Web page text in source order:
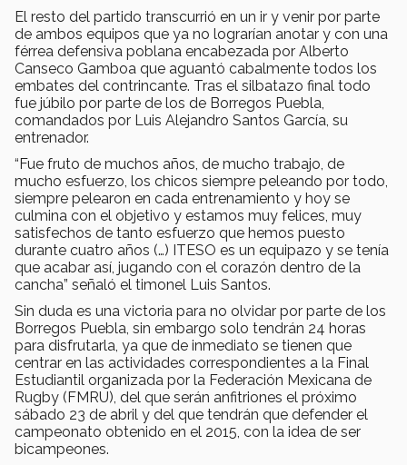
El resto del partido transcurrió en un ir y venir por parte
de ambos equipos que ya no lograrían anotar y con una
férrea defensiva poblana encabezada por Alberto
Canseco Gamboa que aguantó cabalmente todos los
embates del contrincante. Tras el silbatazo final todo
fue júbilo por parte de los de Borregos Puebla,
comandados por Luis Alejandro Santos García, su
entrenador.
“Fue fruto de muchos años, de mucho trabajo, de
mucho esfuerzo, los chicos siempre peleando por todo,
siempre pelearon en cada entrenamiento y hoy se
culmina con el objetivo y estamos muy felices, muy
satisfechos de tanto esfuerzo que hemos puesto
durante cuatro años (…) ITESO es un equipazo y se tenía
que acabar así, jugando con el corazón dentro de la
cancha” señaló el timonel Luis Santos.
Sin duda es una victoria para no olvidar por parte de los
Borregos Puebla, sin embargo solo tendrán 24 horas
para disfrutarla, ya que de inmediato se tienen que
centrar en las actividades correspondientes a la Final
Estudiantil organizada por la Federación Mexicana de
Rugby (FMRU), del que serán anfitriones el próximo
sábado 23 de abril y del que tendrán que defender el
campeonato obtenido en el 2015, con la idea de ser
bicampeones.